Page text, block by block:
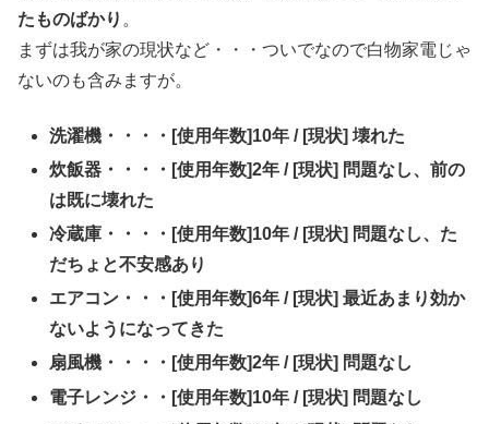
たものばかり 。
まずは我が家の現状など・・・ついでなので白物家電じゃ
ないのも含みますが。
洗濯機・・・・[使用年数]10年 / [現状] 壊れた
炊飯器・・・・[使用年数]2年 / [現状] 問題なし、前の
は既に壊れた
冷蔵庫・・・・[使用年数]10年 / [現状] 問題なし、た
だちょと不安感あり
エアコン・・・[使用年数]6年 / [現状] 最近あまり効か
ないようになってきた
扇風機・・・・[使用年数]2年 / [現状] 問題なし
電子レンジ・・[使用年数]10年 / [現状] 問題なし